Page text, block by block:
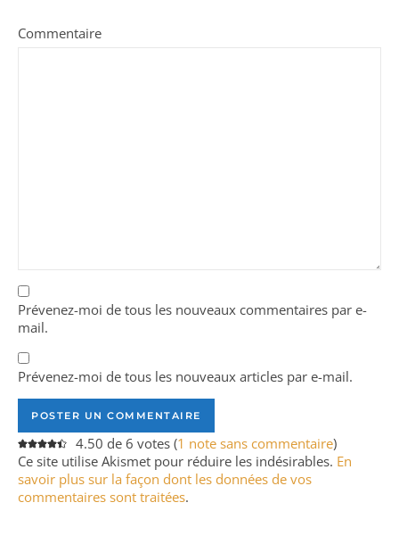
Commentaire
Prévenez-moi de tous les nouveaux commentaires par e-
mail.
Prévenez-moi de tous les nouveaux articles par e-mail.
4.50 de 6 votes (1 note sans commentaire)
Ce site utilise Akismet pour réduire les indésirables. En
savoir plus sur la façon dont les données de vos
commentaires sont traitées.